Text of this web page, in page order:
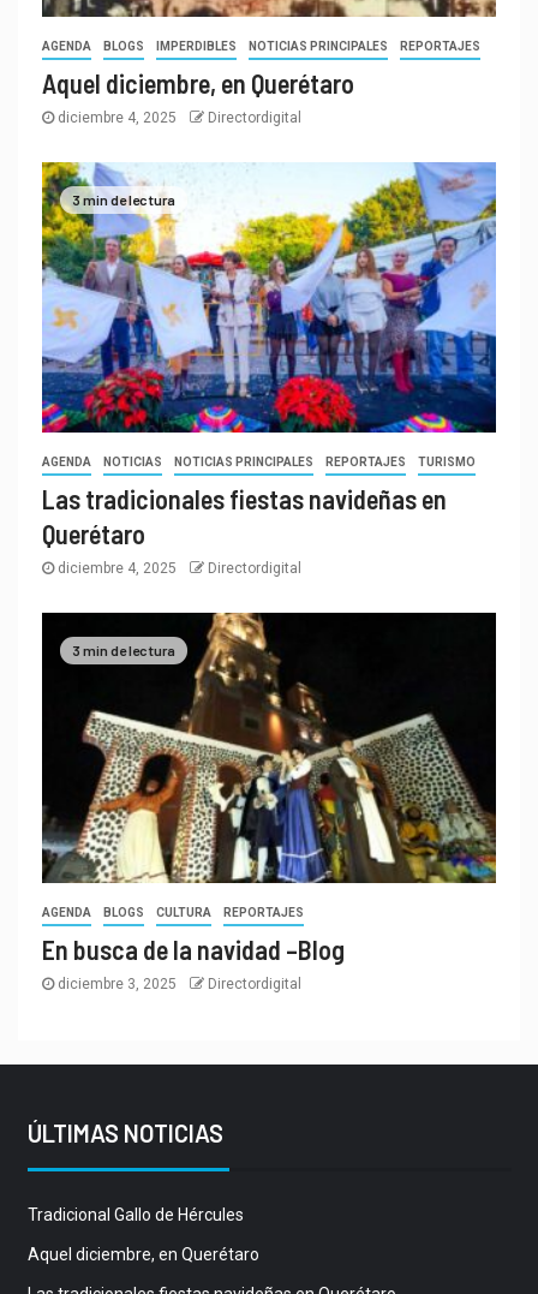
AGENDA BLOGS IMPERDIBLES NOTICIAS PRINCIPALES REPORTAJES
Aquel diciembre, en Querétaro
diciembre 4, 2025 Directordigital
3 min de lectura
AGENDA NOTICIAS NOTICIAS PRINCIPALES REPORTAJES TURISMO
Las tradicionales fiestas navideñas en
Querétaro
diciembre 4, 2025 Directordigital
3 min de lectura
AGENDA BLOGS CULTURA REPORTAJES
En busca de la navidad –Blog
diciembre 3, 2025 Directordigital
ÚLTIMAS NOTICIAS
Tradicional Gallo de Hércules
Aquel diciembre, en Querétaro